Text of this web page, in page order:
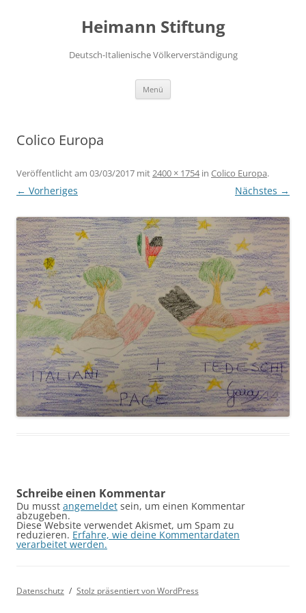
Heimann Stiftung
Deutsch-Italienische Völkerverständigung
Menü
Colico Europa
Veröffentlicht am 03/03/2017 mit2400 × 1754in Colico Europa.
← Vorheriges Nächstes →
Schreibe einen Kommentar
Du musst angemeldet sein, um einen Kommentar
abzugeben.
Diese Website verwendet Akismet, um Spam zu
reduzieren. Erfahre, wie deine Kommentardaten
verarbeitet werden.
Datenschutz Stolz präsentiert von WordPress